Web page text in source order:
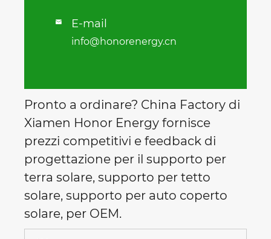
 E-mail
info@honorenergy.cn
Pronto a ordinare? China Factory di
Xiamen Honor Energy fornisce
prezzi competitivi e feedback di
progettazione per il supporto per
terra solare, supporto per tetto
solare, supporto per auto coperto
solare, per OEM.